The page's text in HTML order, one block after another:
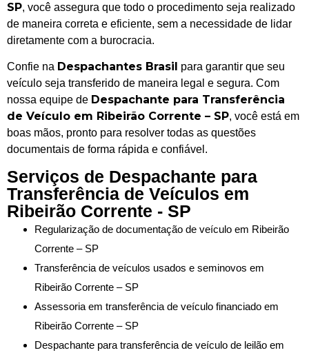
SP, você assegura que todo o procedimento seja realizado
de maneira correta e eficiente, sem a necessidade de lidar
diretamente com a burocracia.
Confie na Despachantes Brasil
para garantir que seu
veículo seja transferido de maneira legal e segura. Com
nossa equipe de Despachante para Transferência
de Veículo em Ribeirão Corrente – SP, você está em
boas mãos, pronto para resolver todas as questões
documentais de forma rápida e confiável.
Serviços de Despachante para
Transferência de Veículos em
Ribeirão Corrente - SP
Regularização de documentação de veículo em Ribeirão
Corrente – SP
Transferência de veículos usados e seminovos em
Ribeirão Corrente – SP
Assessoria em transferência de veículo financiado em
Ribeirão Corrente – SP
Despachante para transferência de veículo de leilão em